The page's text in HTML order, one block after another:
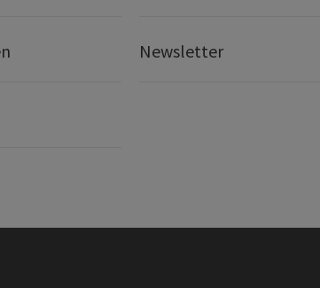
Newsletter